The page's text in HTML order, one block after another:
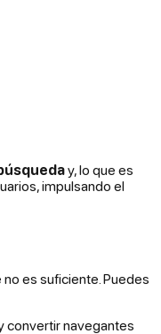
y, lo que es
impulsando el
es suficiente. Puedes
convertir navegantes